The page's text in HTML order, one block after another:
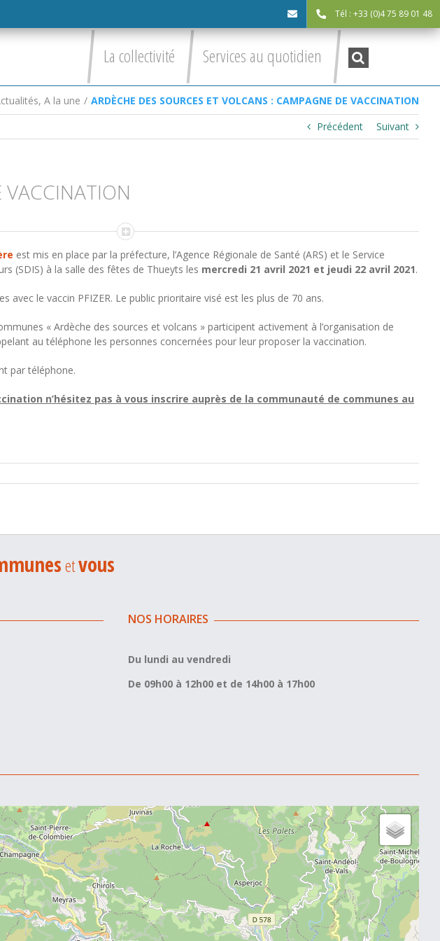
Tél : +33 (0)4 75 89 01 48
La collectivité Services au quotidien Recherche
:
, A la une / ARDÈCHE DES SOURCES ET VOLCANS : CAMPAGNE DE VACCINATION
Précédent
Suivant
VACCINATION
est mis en place par la préfecture, l’Agence Régionale de Santé (ARS) et le Service
(SDIS) à la salle des fêtes de Thueyts les mercredi 21 avril 2021 et jeudi 22 avril 2021.
avec le vaccin PFIZER. Le public prioritaire visé est les plus de 70 ans.
« Ardèche des sources et volcans » participent activement à l’organisation de
au téléphone les personnes concernées pour leur proposer la vaccination.
par téléphone.
n’hésitez pas à vous inscrire auprès de la communauté de communes au
etvous
NOS HORAIRES
Du lundi au vendredi
De 09h00 à 12h00 et de 14h00 à 17h00